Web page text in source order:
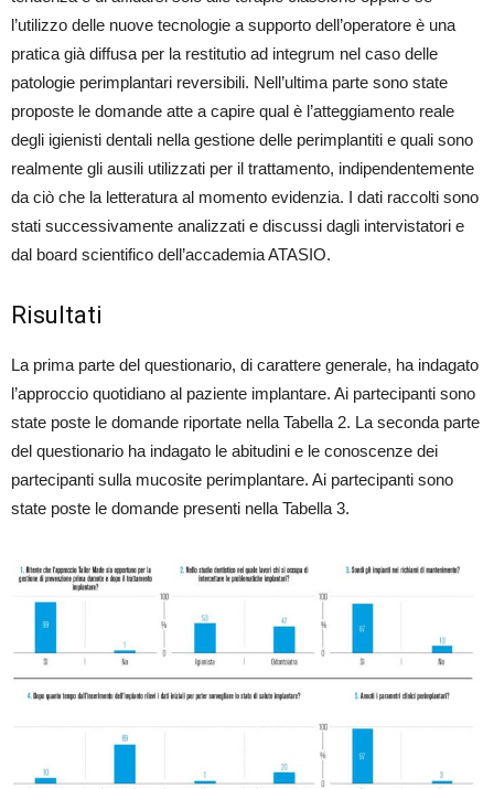
l’utilizzo delle nuove tecnologie a supporto dell’operatore è una
pratica già diffusa per la restitutio ad integrum nel caso delle
patologie perimplantari reversibili. Nell’ultima parte sono state
proposte le domande atte a capire qual è l’atteggiamento reale
degli igienisti dentali nella gestione delle perimplantiti e quali sono
realmente gli ausili utilizzati per il trattamento, indipendentemente
da ciò che la letteratura al momento evidenzia. I dati raccolti sono
stati successivamente analizzati e discussi dagli intervistatori e
dal board scientifico dell’accademia ATASIO.
Risultati
La prima parte del questionario, di carattere generale, ha indagato
l’approccio quotidiano al paziente implantare. Ai partecipanti sono
state poste le domande riportate nella Tabella 2. La seconda parte
del questionario ha indagato le abitudini e le conoscenze dei
partecipanti sulla mucosite perimplantare. Ai partecipanti sono
state poste le domande presenti nella Tabella 3.